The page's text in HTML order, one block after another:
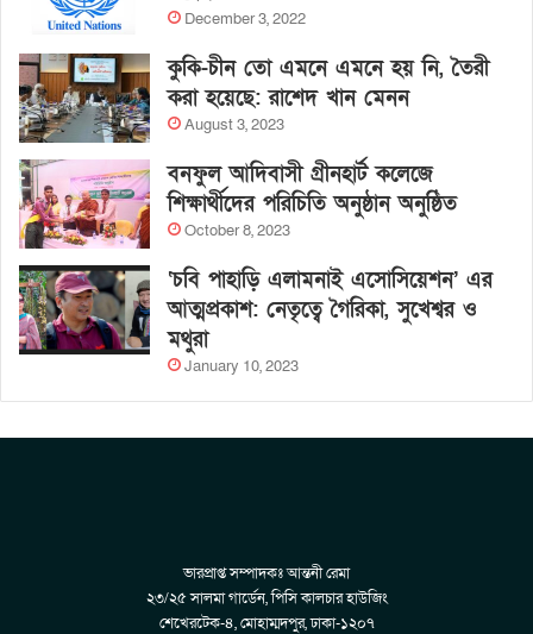
December 3, 2022
কুকি-চীন তো এমনে এমনে হয় নি, তৈরী
করা হয়েছে: রাশেদ খান মেনন
August 3, 2023
বনফুল আদিবাসী গ্রীনহার্ট কলেজে
শিক্ষার্থীদের পরিচিতি অনুষ্ঠান অনুষ্ঠিত
October 8, 2023
‘চবি পাহাড়ি এলামনাই এসোসিয়েশন’ এর
আত্মপ্রকাশ: নেতৃত্বে গৈরিকা, সুখেশ্বর ও
মথুরা
January 10, 2023
ভারপ্রাপ্ত সম্পাদকঃ আন্তনী রেমা
২৩/২৫ সালমা গার্ডেন, পিসি কালচার হাউজিং
শেখেরটেক-৪, মোহাম্মদপুর, ঢাকা-১২০৭